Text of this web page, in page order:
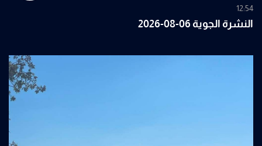
12:54
النشرة الجوية 06-08-2026